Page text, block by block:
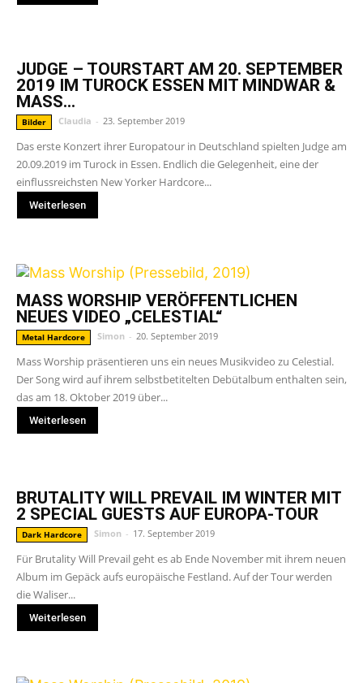
JUDGE – TOURSTART AM 20. SEPTEMBER
2019 IM TUROCK ESSEN MIT MINDWAR &
MASS...
Bilder Claudia - 23. September 2019
Das erste Konzert ihrer Europatour in Deutschland spielten Judge am
20.09.2019 im Turock in Essen. Endlich die Gelegenheit, eine der
einflussreichsten New Yorker Hardcore...
Weiterlesen
MASS WORSHIP VERÖFFENTLICHEN
NEUES VIDEO „CELESTIAL“
Metal Hardcore Simon - 20. September 2019
Mass Worship präsentieren uns ein neues Musikvideo zu Celestial.
Der Song wird auf ihrem selbstbetitelten Debütalbum enthalten sein,
das am 18. Oktober 2019 über...
Weiterlesen
BRUTALITY WILL PREVAIL IM WINTER MIT
2 SPECIAL GUESTS AUF EUROPA-TOUR
Dark Hardcore Simon - 17. September 2019
Für Brutality Will Prevail geht es ab Ende November mit ihrem neuen
Album im Gepäck aufs europäische Festland. Auf der Tour werden
die Waliser...
Weiterlesen